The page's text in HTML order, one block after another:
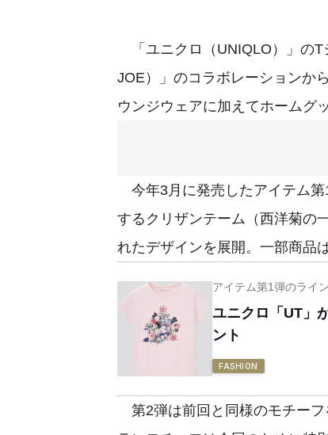
「ユニクロ（UNIQLO）」のT
JOE）」のコラボレーションか
ウンジウェアに加えてホームグ
今年3月に発売したアイテム第
するクリザンテーム（西洋菊の
れたデザインを展開。一部商品
アイテム第1弾のライ
ユニクロ「UT」
ント
FASHION
第2弾は前回と同様のモチーフ